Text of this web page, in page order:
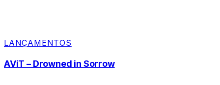
LANÇAMENTOS
AViT – Drowned in Sorrow